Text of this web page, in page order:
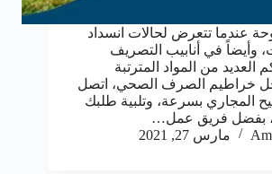
عندما تتعرض لحالات انسداد
وأيضاً في أنابيب التصريف
العديد من المواد المترتبة
خراطيم الصرف الصحي، اتصل
المجاري بسرعة، وتلبية طلبك
بفضل فريق عمل…
مارس 27, 2021